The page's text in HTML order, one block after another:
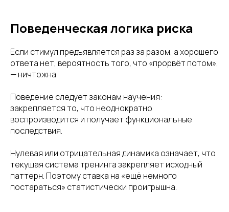
Поведенческая логика риска
Если стимул предъявляется раз за разом, а хорошего
ответа нет, вероятность того, что «прорвёт потом»,
— ничтожна.
Поведение следует законам научения:
закрепляется то, что неоднократно
воспроизводится и получает функциональные
последствия.
Нулевая или отрицательная динамика означает, что
текущая система тренинга закрепляет исходный
паттерн. Поэтому ставка на «ещё немного
постараться» статистически проигрышна.